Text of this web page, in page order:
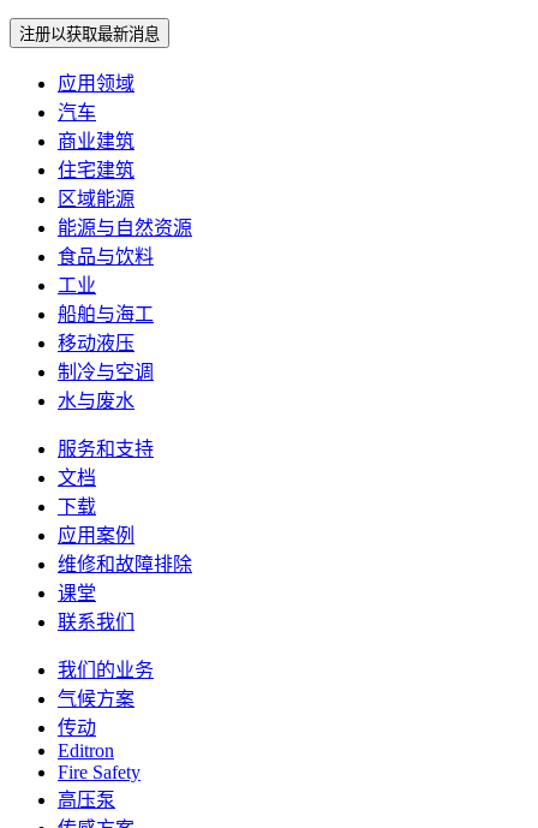
注册以获取最新消息
应用领域
汽车
商业建筑
住宅建筑
区域能源
能源与自然资源
食品与饮料
工业
船舶与海工
移动液压
制冷与空调
水与废水
服务和支持
文档
下载
应用案例
维修和故障排除
课堂
联系我们
我们的业务
气候方案
传动
Editron
Fire Safety
高压泵